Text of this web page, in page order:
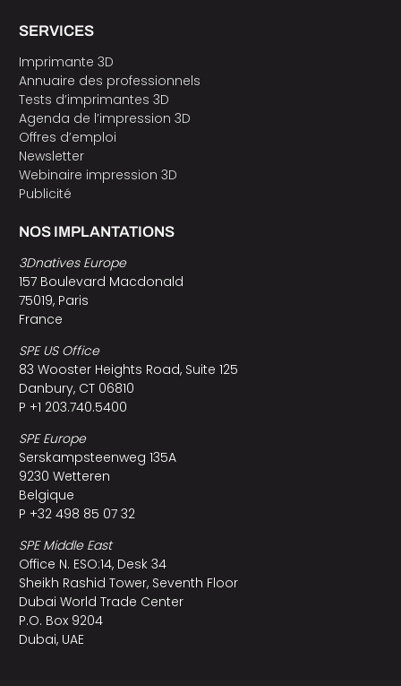
SERVICES
Imprimante 3D
Annuaire des professionnels
Tests d’imprimantes 3D
Agenda de l’impression 3D
Offres d’emploi
Newsletter
Webinaire impression 3D
Publicité
NOS IMPLANTATIONS
3Dnatives Europe
157 Boulevard Macdonald
75019, Paris
France
SPE US Office
83 Wooster Heights Road, Suite 125
Danbury, CT 06810
P +1 203.740.5400
SPE Europe
Serskampsteenweg 135A
9230 Wetteren
Belgique
P +32 498 85 07 32
SPE Middle East
Office N. ESO:14, Desk 34
Sheikh Rashid Tower, Seventh Floor
Dubai World Trade Center
P.O. Box 9204
Dubai, UAE